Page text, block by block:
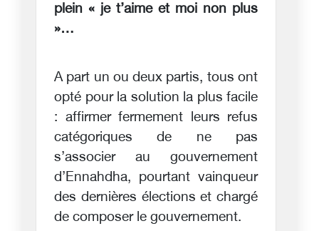
plein « je t’aime et moi non plus
»…
A part un ou deux partis, tous ont
opté pour la solution la plus facile
: affirmer fermement leurs refus
catégoriques de ne pas
s’associer au gouvernement
d’Ennahdha, pourtant vainqueur
des dernières élections et chargé
de composer le gouvernement.